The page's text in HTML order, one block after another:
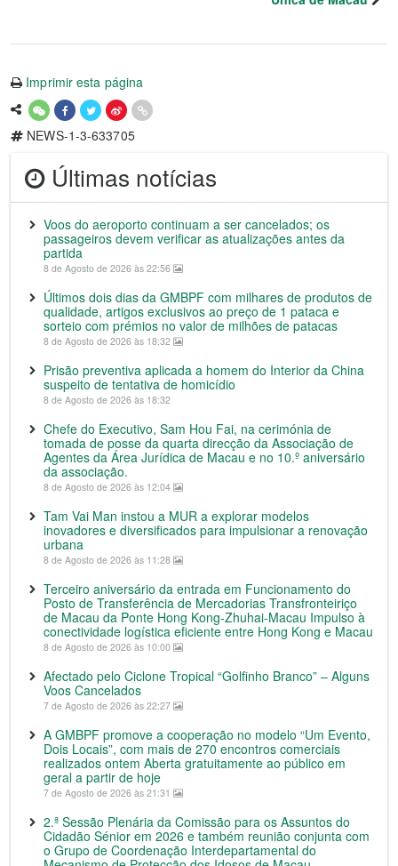
Imprimir esta página
NEWS-1-3-633705
Últimas notícias
Voos do aeroporto continuam a ser cancelados; os
passageiros devem verificar as atualizações antes da
partida
8 de Agosto de 2026 às 22:56
Últimos dois dias da GMBPF com milhares de produtos de
qualidade, artigos exclusivos ao preço de 1 pataca e
sorteio com prémios no valor de milhões de patacas
8 de Agosto de 2026 às 18:32
Prisão preventiva aplicada a homem do Interior da China
suspeito de tentativa de homicídio
8 de Agosto de 2026 às 18:32
Chefe do Executivo, Sam Hou Fai, na cerimónia de
tomada de posse da quarta direcção da Associação de
Agentes da Área Jurídica de Macau e no 10.º aniversário
da associação.
8 de Agosto de 2026 às 12:04
Tam Vai Man instou a MUR a explorar modelos
inovadores e diversificados para impulsionar a renovação
urbana
8 de Agosto de 2026 às 11:28
Terceiro aniversário da entrada em Funcionamento do
Posto de Transferência de Mercadorias Transfronteiriço
de Macau da Ponte Hong Kong-Zhuhai-Macau Impulso à
conectividade logística eficiente entre Hong Kong e Macau
8 de Agosto de 2026 às 10:00
Afectado pelo Ciclone Tropical “Golfinho Branco” – Alguns
Voos Cancelados
7 de Agosto de 2026 às 22:27
A GMBPF promove a cooperação no modelo “Um Evento,
Dois Locais”, com mais de 270 encontros comerciais
realizados ontem Aberta gratuitamente ao público em
geral a partir de hoje
7 de Agosto de 2026 às 21:31
2.ª Sessão Plenária da Comissão para os Assuntos do
Cidadão Sénior em 2026 e também reunião conjunta com
o Grupo de Coordenação Interdepartamental do